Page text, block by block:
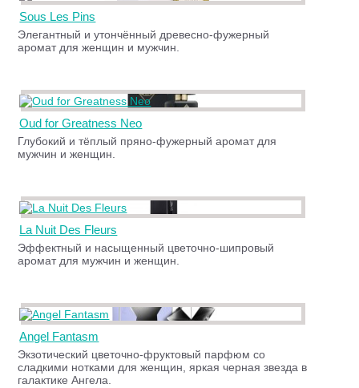
Sous Les Pins
Элегантный и утончённый древесно-фужерный
аромат для женщин и мужчин.
Oud for Greatness Neo
Глубокий и тёплый пряно-фужерный аромат для
мужчин и женщин.
La Nuit Des Fleurs
Эффектный и насыщенный цветочно-шипровый
аромат для мужчин и женщин.
Angel Fantasm
Экзотический цветочно-фруктовый парфюм со
сладкими нотками для женщин, яркая черная звезда в
галактике Ангела.